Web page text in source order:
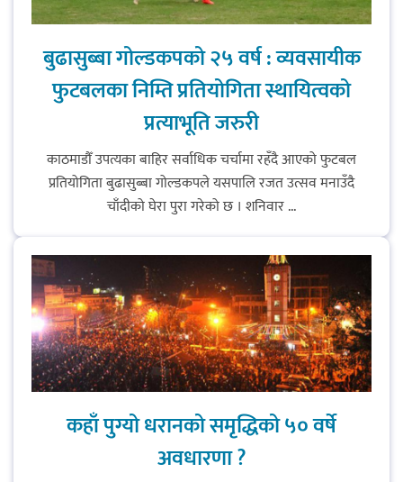
हर्क साम्पाङलाई निर्णय नसच्याए
पार्टीको गोप्य कुरा सार्वजनिक गर्ने ज्ञानु
चाम्लिङको चेतावनी
कार्तिक १८ गते इटहरीमा नेपथ्यको भव्य
नयाँ सेउती पूल नजिक दुर्घटनाको
जोखिमको ट्राफिक सचेतना गराउँदै
सिलाम साक्मा
बुढासुब्बा गोल्डकपको २५ वर्ष : व्यवसायीक
फुटबलका निम्ति प्रतियोगिता स्थायित्वको
प्रत्याभूति जरुरी
काठमाडौँ उपत्यका बाहिर सर्वाधिक चर्चामा रहँदै आएको फुटबल
प्रतियोगिता बुढासुब्बा गोल्डकपले यसपालि रजत उत्सव मनाउँदै
चाँदीको घेरा पुरा गरेको छ । शनिवार ...
कहाँ पुग्यो धरानको समृद्धिको ५० वर्षे
अवधारणा ?